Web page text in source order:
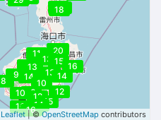
17
21
16
13
18
8
22
12
15
14
14
14
13
1012 15
13
10
11
18
16
9
13
10
21
16
13
19
20
18
Leaflet| ©OpenStreetMap contributors